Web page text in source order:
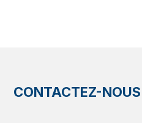
CONTACTEZ-NOUS